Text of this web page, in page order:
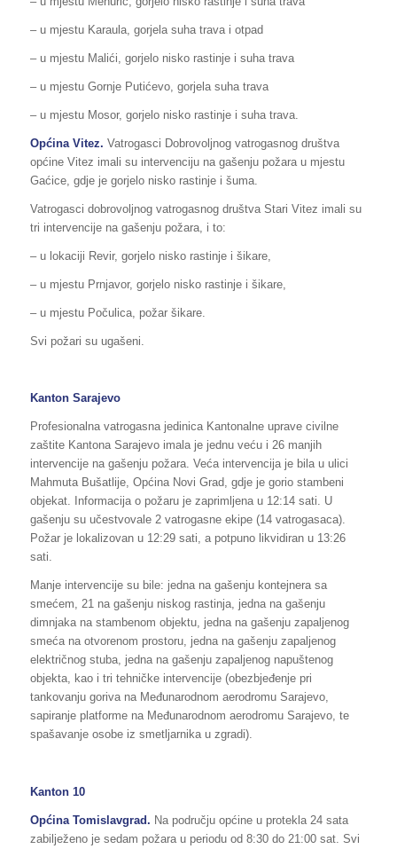
– u mjestu Karaula, gorjela suha trava i otpad
– u mjestu Malići, gorjelo nisko rastinje i suha trava
– u mjestu Gornje Putićevo, gorjela suha trava
– u mjestu Mosor, gorjelo nisko rastinje i suha trava.
Općina Vitez. Vatrogasci Dobrovoljnog vatrogasnog društva
općine Vitez imali su intervenciju na gašenju požara u mjestu
Gaćice, gdje je gorjelo nisko rastinje i šuma.
Vatrogasci dobrovoljnog vatrogasnog društva Stari Vitez imali su
tri intervencije na gašenju požara, i to:
– u lokaciji Revir, gorjelo nisko rastinje i šikare,
– u mjestu Prnjavor, gorjelo nisko rastinje i šikare,
– u mjestu Počulica, požar šikare.
Svi požari su ugašeni.
Kanton Sarajevo
Profesionalna vatrogasna jedinica Kantonalne uprave civilne
zaštite Kantona Sarajevo imala je jednu veću i 26 manjih
intervencije na gašenju požara. Veća intervencija je bila u ulici
Mahmuta Bušatlije, Općina Novi Grad, gdje je gorio stambeni
objekat. Informacija o požaru je zaprimljena u 12:14 sati. U
gašenju su učestvovale 2 vatrogasne ekipe (14 vatrogasaca).
Požar je lokalizovan u 12:29 sati, a potpuno likvidiran u 13:26
sati.
Manje intervencije su bile: jedna na gašenju kontejnera sa
smećem, 21 na gašenju niskog rastinja, jedna na gašenju
dimnjaka na stambenom objektu, jedna na gašenju zapaljenog
smeća na otvorenom prostoru, jedna na gašenju zapaljenog
električnog stuba, jedna na gašenju zapaljenog napuštenog
objekta, kao i tri tehničke intervencije (obezbjeđenje pri
tankovanju goriva na Međunarodnom aerodromu Sarajevo,
sapiranje platforme na Međunarodnom aerodromu Sarajevo, te
spašavanje osobe iz smetljarnika u zgradi).
Kanton 10
Općina Tomislavgrad. Na području općine u protekla 24 sata
zabilježeno je sedam požara u periodu od 8:30 do 21:00 sat. Svi